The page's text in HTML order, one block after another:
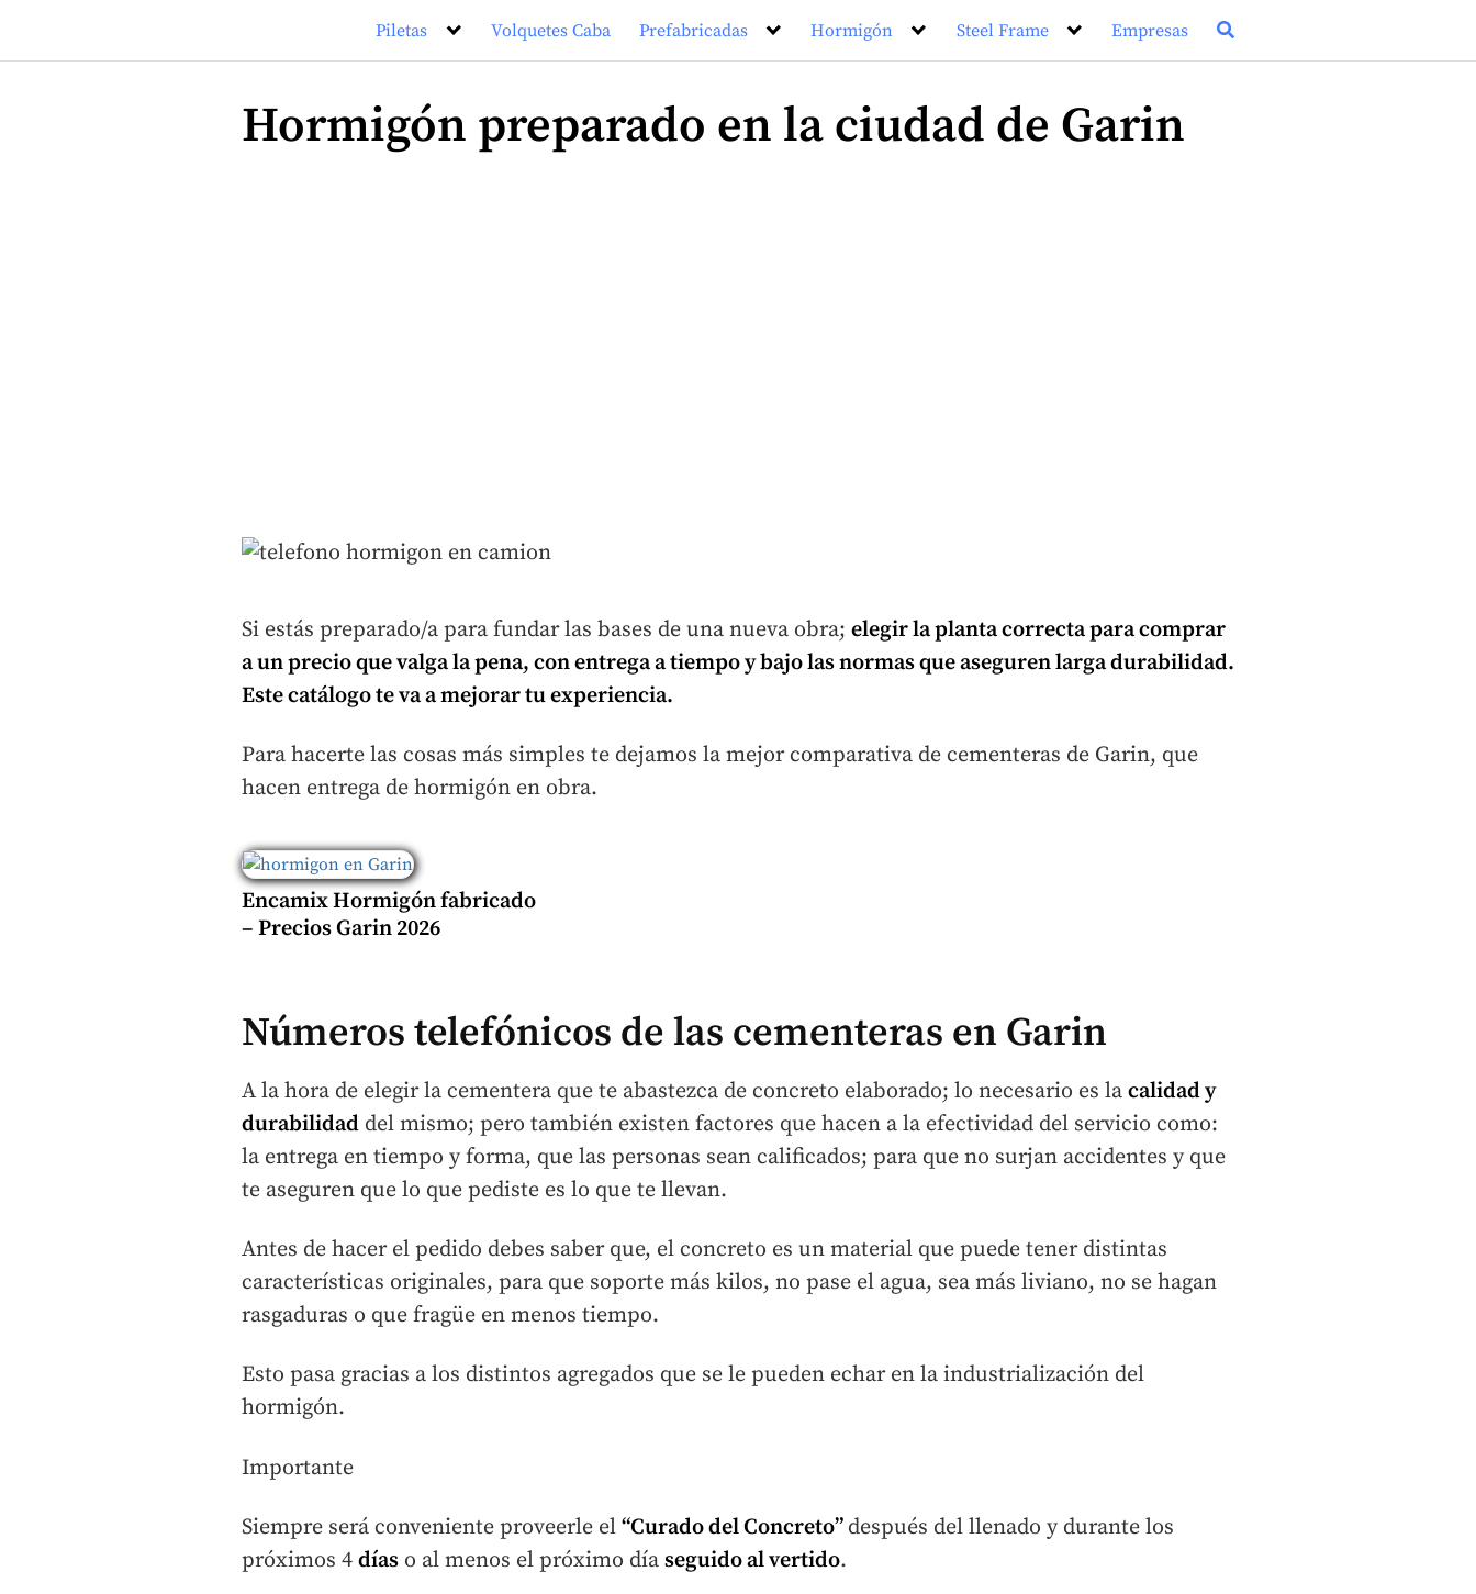
contenido
Piletas Volquetes Caba Prefabricadas Hormigón Steel Frame Empresas
Hormigón preparado en la ciudad de Garin
Si estás preparado/a para fundar las bases de una nueva obra; elegir laplantacorrectapara comprar
a un precio que valga la pena, con entrega a tiempo y bajo las normas que aseguren larga durabilidad.
Este catálogo te va a mejorar tu experiencia.
Para hacerte las cosas más simples te dejamos la mejor comparativa de cementeras de Garin, que
hacen entrega de hormigón en obra.
Encamix Hormigón fabricado
– Precios Garin 2026
Números telefónicos de las cementeras en Garin
A la hora de elegir la cementera que te abastezca de concreto elaborado; lo necesario es la calidad y
durabilidad del mismo; pero también existen factores que hacen a la efectividad del servicio como:
la entrega en tiempo y forma, que las personas sean calificados; para que no surjan accidentes y que
te aseguren que lo que pediste es lo que te llevan.
Antes de hacer el pedido debes saber que, el concreto es un material que puede tener distintas
características originales, para que soporte más kilos, no pase el agua, sea más liviano, no se hagan
rasgaduras o que fragüe en menos tiempo.
Esto pasa gracias a los distintos agregados que se le pueden echar en la industrialización del
hormigón.
Importante
Siempre será conveniente proveerle el “Curado del Concreto” después del llenado y durante los
próximos 4 días o al menos el próximo día seguido alvertido.